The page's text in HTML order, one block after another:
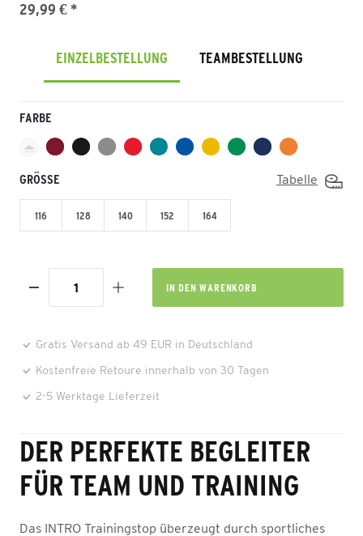
29,99 € *
EINZELBESTELLUNG TEAMBESTELLUNG
FARBE
GRÖSSE Tabelle
116 128 140 152 164
IN DEN WARENKORB
Gratis Versand ab 49 EUR in Deutschland
Kostenfreie Retoure innerhalb von 30 Tagen
2-5 Werktage Lieferzeit
DER PERFEKTE BEGLEITER
FÜR TEAM UND TRAINING
Das INTRO Trainingstop überzeugt durch sportliches